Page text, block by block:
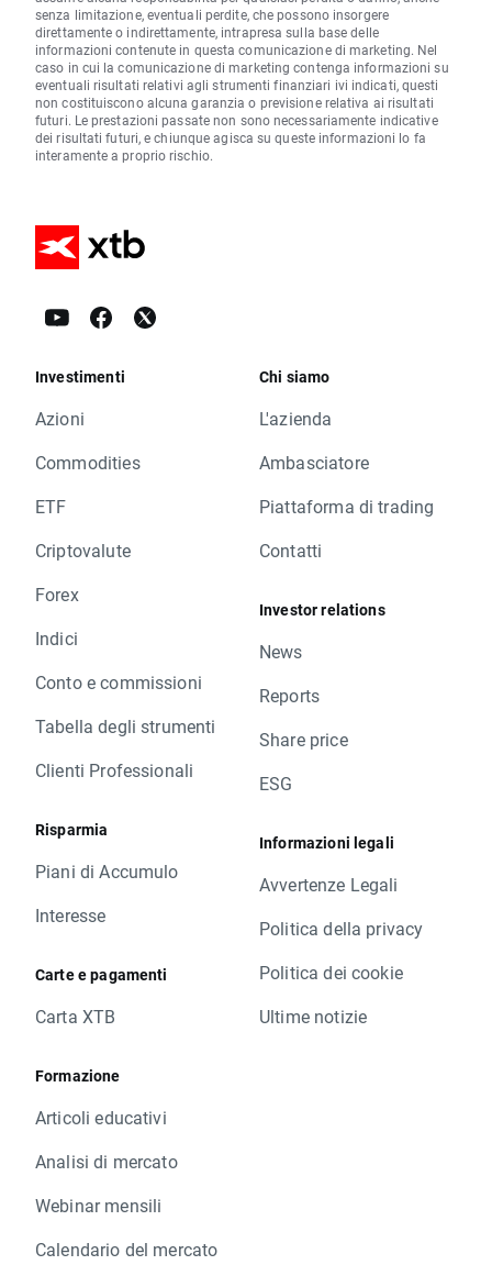
senza limitazione, eventuali perdite, che possono insorgere
direttamente o indirettamente, intrapresa sulla base delle
informazioni contenute in questa comunicazione di marketing. Nel
caso in cui la comunicazione di marketing contenga informazioni su
eventuali risultati relativi agli strumenti finanziari ivi indicati, questi
non costituiscono alcuna garanzia o previsione relativa ai risultati
futuri. Le prestazioni passate non sono necessariamente indicative
dei risultati futuri, e chiunque agisca su queste informazioni lo fa
interamente a proprio rischio.
Investimenti
Azioni
Commodities
ETF
Criptovalute
Forex
Indici
Conto e commissioni
Tabella degli strumenti
Clienti Professionali
Risparmia
Piani di Accumulo
Interesse
Carte e pagamenti
Carta XTB
Formazione
Articoli educativi
Analisi di mercato
Webinar mensili
Calendario del mercato
Chi siamo
L'azienda
Ambasciatore
Piattaforma di trading
Contatti
Investor relations
News
Reports
Share price
ESG
Informazioni legali
Avvertenze Legali
Politica della privacy
Politica dei cookie
Ultime notizie